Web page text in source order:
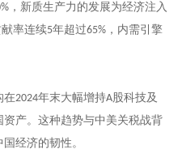
，新质生产力的发展为经济注入
率连续5年超过65%，内需引擎
在2024年末大幅增持A股科技及
产。这种趋势与中美关税战背
经济的韧性。